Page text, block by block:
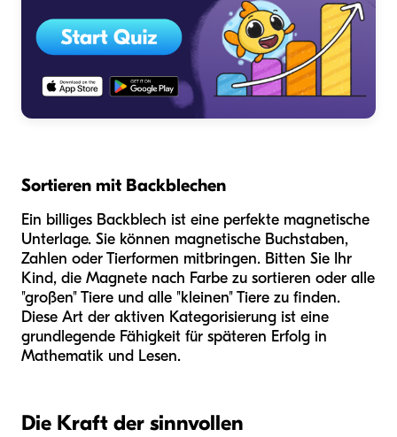
Sortieren mit Backblechen
Ein billiges Backblech ist eine perfekte magnetische
Unterlage. Sie können magnetische Buchstaben,
Zahlen oder Tierformen mitbringen. Bitten Sie Ihr
Kind, die Magnete nach Farbe zu sortieren oder alle
"großen" Tiere und alle "kleinen" Tiere zu finden.
Diese Art der aktiven Kategorisierung ist eine
grundlegende Fähigkeit für späteren Erfolg in
Mathematik und Lesen.
Die Kraft der sinnvollen